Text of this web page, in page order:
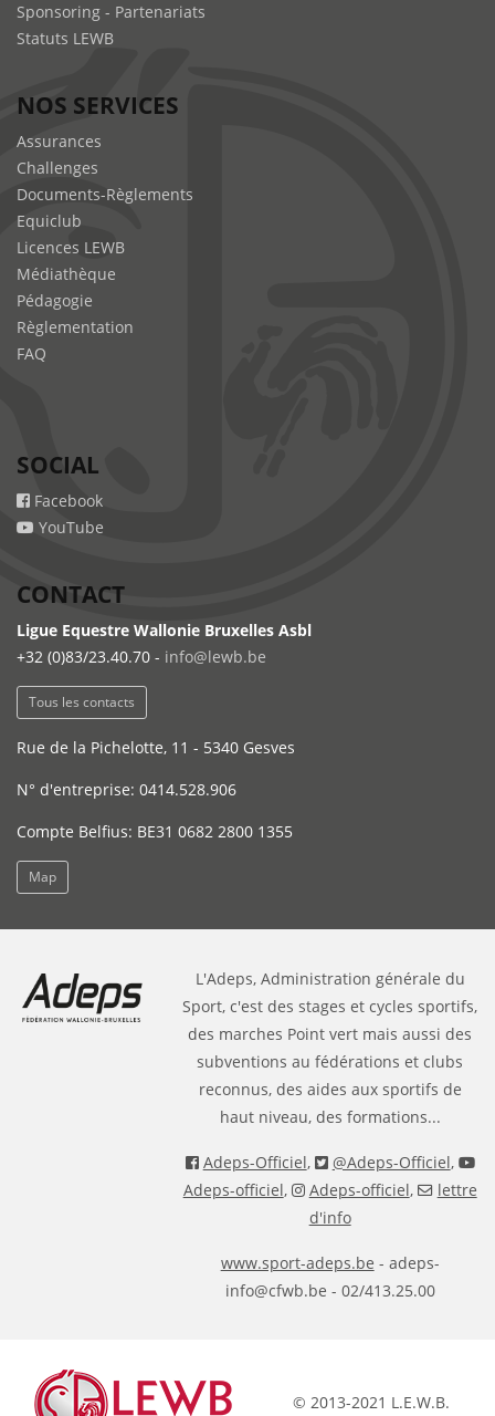
Sponsoring - Partenariats
Statuts LEWB
NOS SERVICES
Assurances
Challenges
Documents-Règlements
Equiclub
Licences LEWB
Médiathèque
Pédagogie
Règlementation
FAQ
SOCIAL
Facebook
YouTube
CONTACT
Ligue Equestre Wallonie Bruxelles Asbl
+32 (0)83/23.40.70 - info@lewb.be
Tous les contacts
Rue de la Pichelotte, 11 - 5340 Gesves
N° d'entreprise: 0414.528.906
Compte Belfius: BE31 0682 2800 1355
Map
L'Adeps, Administration générale du
Sport, c'est des stages et cycles sportifs,
des marches Point vert mais aussi des
subventions au fédérations et clubs
reconnus, des aides aux sportifs de
haut niveau, des formations...
Adeps-Officiel, @Adeps-Officiel,
Adeps-officiel, Adeps-officiel,
lettre
d'info
www.sport-adeps.be - adeps-
info@cfwb.be - 02/413.25.00
© 2013-2021 L.E.W.B.